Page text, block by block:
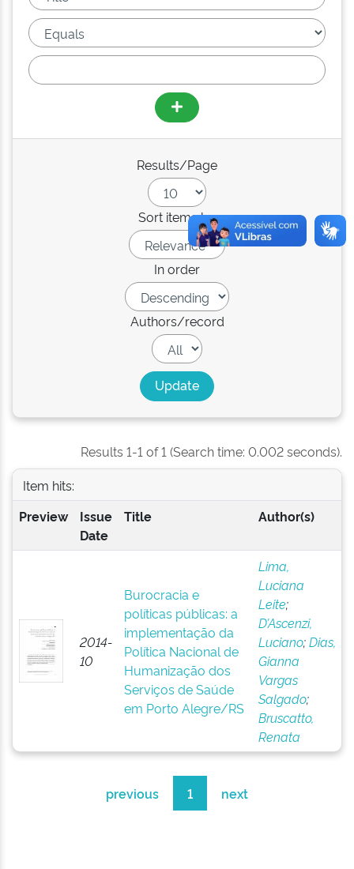
Results/Page
Sort items by
In order
Authors/record
Results 1-1 of 1 (Search time: 0.002 seconds).
Item hits:
Preview
Issue
Date
Title Author(s)
2014-
10
Burocracia e
políticas públicas: a
implementação da
Política Nacional de
Humanização dos
Serviços de Saúde
em Porto Alegre/RS
Lima,
Luciana
Leite;
D’Ascenzi,
Luciano;Dias,
Gianna
Vargas
Salgado;
Bruscatto,
Renata
previous 1 next